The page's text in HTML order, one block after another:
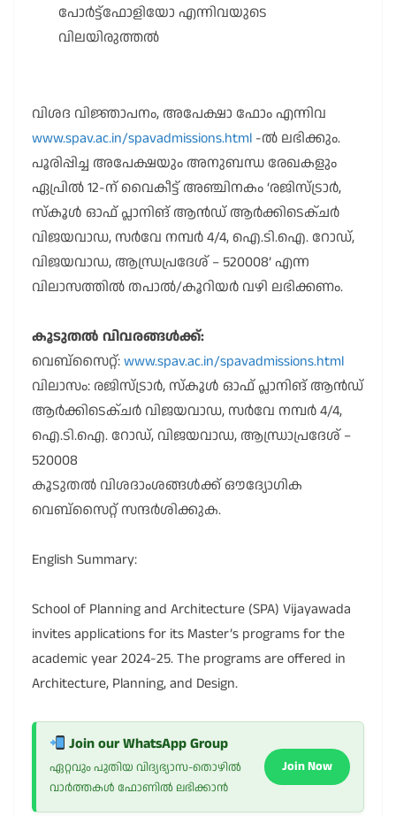
പോർട്ട്ഫോളിയോ എന്നിവയുടെ
വിലയിരുത്തൽ
വിശദ വിജ്ഞാപനം, അപേക്ഷാ ഫോം എന്നിവ
www.spav.ac.in/spavadmissions.html -ൽ ലഭിക്കും.
പൂരിപ്പിച്ച അപേക്ഷയും അനുബന്ധ രേഖകളും
ഏപ്രിൽ 12-ന് വൈകീട്ട് അഞ്ചിനകം ‘രജിസ്ട്രാർ,
സ്കൂൾ ഓഫ് പ്ലാനിങ് ആൻഡ് ആർക്കിടെക്ചർ
വിജയവാഡ, സർവേ നമ്പർ 4/4, ഐ.ടി.ഐ. റോഡ്,
വിജയവാഡ, ആന്ധ്രപ്രദേശ് – 520008’ എന്ന
വിലാസത്തിൽ തപാൽ/കൂറിയർ വഴി ലഭിക്കണം.
കൂടുതൽ വിവരങ്ങൾക്ക്:
വെബ്സൈറ്റ്:www.spav.ac.in/spavadmissions.html
വിലാസം: രജിസ്ട്രാർ, സ്കൂൾ ഓഫ് പ്ലാനിങ് ആൻഡ്
ആർക്കിടെക്ചർ വിജയവാഡ, സർവേ നമ്പർ 4/4,
ഐ.ടി.ഐ. റോഡ്, വിജയവാഡ, ആന്ധ്രാപ്രദേശ് –
520008
കൂടുതൽ വിശദാംശങ്ങൾക്ക് ഔദ്യോഗിക
വെബ്സൈറ്റ് സന്ദർശിക്കുക.
English Summary:
School of Planning and Architecture (SPA) Vijayawada
invites applications for its Master’s programs for the
academic year 2024-25. The programs are offered in
Architecture, Planning, and Design.
Join our WhatsApp Group
ഏറ്റവും പുതിയ വിദ്യഭ്യാസ-തൊഴിൽ
വാർത്തകൾ ഫോണിൽ ലഭിക്കാൻ
Join Now